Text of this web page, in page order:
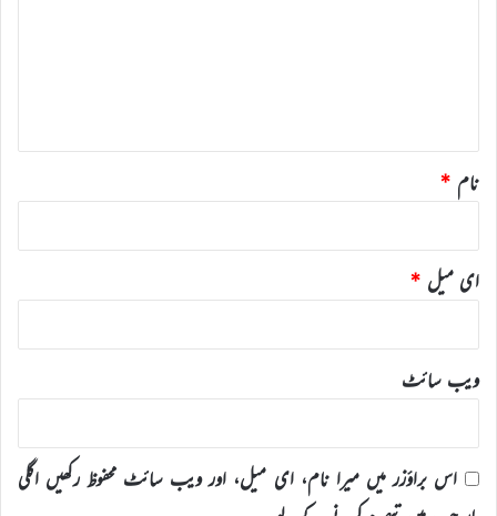
نام *
ای میل *
ویب‌ سائٹ
اس براؤزر میں میرا نام، ای میل، اور ویب سائٹ محفوظ رکھیں اگلی